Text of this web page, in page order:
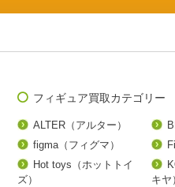
フィギュア買取カテゴリー
ALTER（アルター）
figma（フィグマ）
Hot toys（ホットトイ
ズ）
キヤ